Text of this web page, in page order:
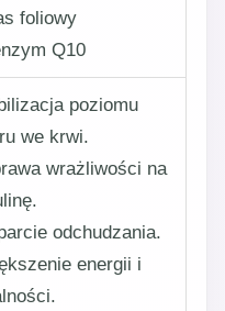
foliowy
Q10
poziomu
we krwi.
wrażliwości na
odchudzania.
energii i